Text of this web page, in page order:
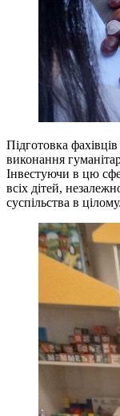
Підготовка
виконання
Інвестуючи в цю
всіх дітей,
суспільства в цілому.